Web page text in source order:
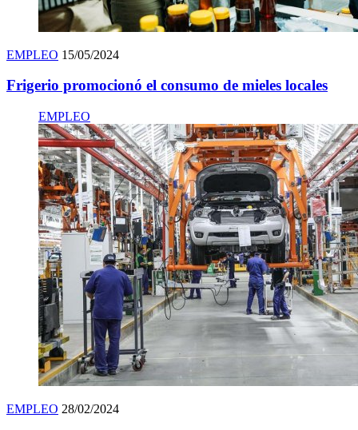
EMPLEO 15/05/2024
Frigerio promocionó el consumo de mieles locales
EMPLEO
EMPLEO 28/02/2024